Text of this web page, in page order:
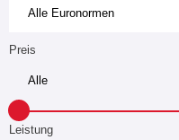
Alle Euronormen
Preis
Leistung